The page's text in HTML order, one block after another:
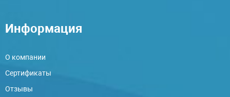
Информация
О компании
Сертификаты
Отзывы